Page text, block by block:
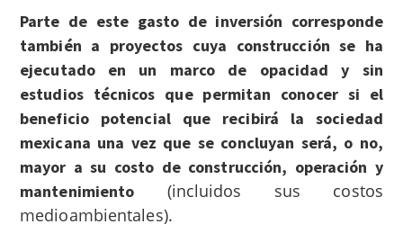
Parte de este gasto de inversión corresponde
también a proyectos cuya construcción se ha
ejecutado en un marco de opacidad y sin
estudios técnicos que permitan conocer si el
beneficio potencial que recibirá la sociedad
mexicana una vez que se concluyan será, o no,
mayor a su costo de construcción, operación y
mantenimiento (incluidos sus costos
medioambientales).